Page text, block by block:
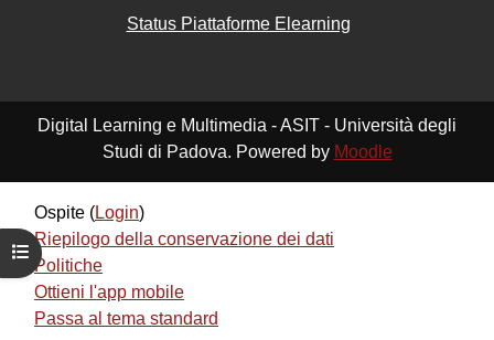
Apri indice del corso
Status Piattaforme Elearning
Digital Learning e Multimedia - ASIT - Università degli
Studi di Padova. Powered by Moodle
Ospite (Login)
Riepilogo della conservazione dei dati
Politiche
Ottieni l'app mobile
Passa al tema standard